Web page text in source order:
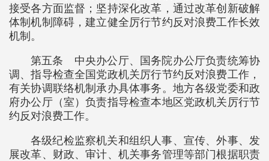
接受各方面监督；坚持深化改革，通过改革创新破解
体制机制障碍，建立健全厉行节约反对浪费工作长效
机制。
第五条 中央办公厅、国务院办公厅负责统筹协
调、指导检查全国党政机关厉行节约反对浪费工作，
有关协调联络机制承办具体事务。地方各级党委和政
府办公厅（室）负责指导检查本地区党政机关厉行节
约反对浪费工作。
各级纪检监察机关和组织人事、宣传、外事、发
展改革、财政、审计、机关事务管理等部门根据职责